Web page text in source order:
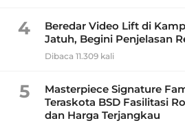
4
Beredar Video Lift di
Jatuh, Begini Penjelasan
Dibaca 11.309 kali
5
Masterpiece Signature
Teraskota BSD Fasilitasi
dan Harga Terjangkau